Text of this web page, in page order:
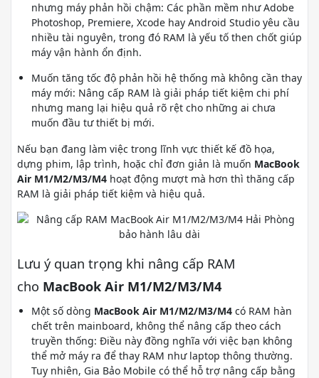
nhưng máy phản hồi chậm: Các phần mềm như Adobe
Photoshop, Premiere, Xcode hay Android Studio yêu cầu
nhiều tài nguyên, trong đó RAM là yếu tố then chốt giúp
máy vận hành ổn định.
Muốn tăng tốc độ phản hồi hệ thống mà không cần thay
máy mới: Nâng cấp RAM là giải pháp tiết kiệm chi phí
nhưng mang lại hiệu quả rõ rệt cho những ai chưa
muốn đầu tư thiết bị mới.
Nếu bạn đang làm việc trong lĩnh vực thiết kế đồ họa,
dựng phim, lập trình, hoặc chỉ đơn giản là muốn MacBook
Air M1/M2/M3/M4 hoạt động mượt mà hơn thì thăng cấp
RAM là giải pháp tiết kiệm và hiệu quả.
Lưu ý quan trọng khi nâng cấp RAM
cho MacBook Air M1/M2/M3/M4
Một số dòng MacBook Air M1/M2/M3/M4 có RAM hàn
chết trên mainboard, không thể nâng cấp theo cách
truyền thống: Điều này đồng nghĩa với việc bạn không
thể mở máy ra để thay RAM như laptop thông thường.
Tuy nhiên, Gia Bảo Mobile có thể hỗ trợ nâng cấp bằng